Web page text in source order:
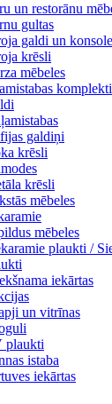
un restorānu
gultas
galdi un
krēsli
mēbeles
komplekti
galdiņi
krēsli
krēsli
mēbeles
mēbeles
plaukti /
iekārtas
un vitrīnas
plaukti
istaba
iekārtas